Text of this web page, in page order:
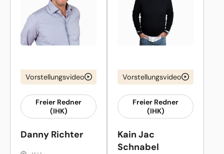
Vorstellungsvideo
Freier Redner
(IHK)
Danny Richter
Vorstellungsvideo
Freier Redner
(IHK)
Kain Jac
Schnabel